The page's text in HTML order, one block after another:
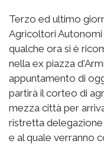
Terzo ed ultimo
Agricoltori Autonomi
qualche ora si è
nella ex piazza
appuntamento di
partirà il corteo di
mezza città per
ristretta
e al quale verranno